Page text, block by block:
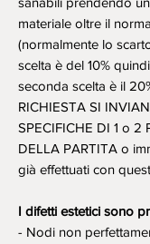
materiale oltre il
(normalmente lo
scelta è del 10%
seconda scelta è il
RICHIESTA SI
SPECIFICHE DI 1 o 2
DELLA PARTITA o
già effettuati con
I difetti estetici sono
- Nodi non